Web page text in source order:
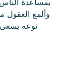
وألمع العقول
نوعه يسعى